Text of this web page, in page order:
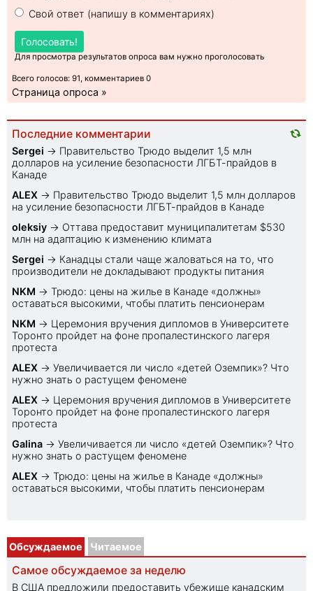
Свой ответ (напишу в комментариях)
Голосовать!
Для просмотра результатов опроса вам нужно проголосовать
Всего голосов: 91, комментариев 0
Страница опроса »
Последние комментарии
Sеrgei → Правительство Трюдо выделит 1,5 млн
долларов на усиление безопасности ЛГБТ-прайдов в
Канаде
ALEX → Правительство Трюдо выделит 1,5 млн долларов
на усиление безопасности ЛГБТ-прайдов в Канаде
oleksiy → Оттава предоставит муниципалитетам $530
млн на адаптацию к изменению климата
Sеrgei → Канадцы стали чаще жаловаться на то, что
производители не докладывают продукты питания
NKM → Трюдо: цены на жилье в Канаде «должны»
оставаться высокими, чтобы платить пенсионерам
NKM → Церемония вручения дипломов в Университете
Торонто пройдет на фоне пропалестинского лагеря
протеста
ALEX → Увеличивается ли число «детей Оземпик»? Что
нужно знать о растущем феномене
ALEX → Церемония вручения дипломов в Университете
Торонто пройдет на фоне пропалестинского лагеря
протеста
Galina → Увеличивается ли число «детей Оземпик»? Что
нужно знать о растущем феномене
ALEX → Трюдо: цены на жилье в Канаде «должны»
оставаться высокими, чтобы платить пенсионерам
Обсуждаемое Читаемое
Самое обсуждаемое за неделю
В США предложили предоставить убежище канадским